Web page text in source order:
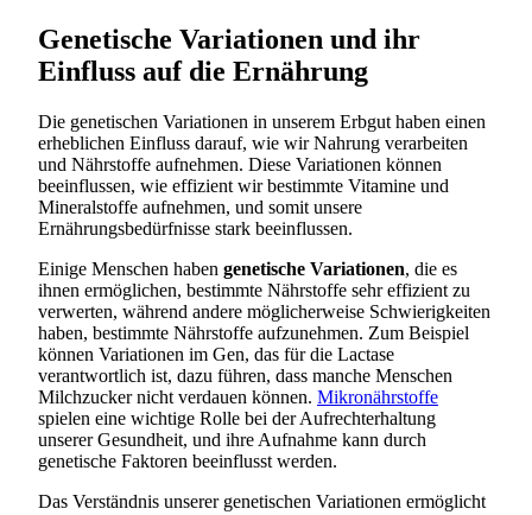
Genetische Variationen und ihr
Einfluss auf die Ernährung
Die genetischen Variationen in unserem Erbgut haben einen
erheblichen Einfluss darauf, wie wir Nahrung verarbeiten
und Nährstoffe aufnehmen. Diese Variationen können
beeinflussen, wie effizient wir bestimmte Vitamine und
Mineralstoffe aufnehmen, und somit unsere
Ernährungsbedürfnisse stark beeinflussen.
Einige Menschen haben genetische Variationen, die es
ihnen ermöglichen, bestimmte Nährstoffe sehr effizient zu
verwerten, während andere möglicherweise Schwierigkeiten
haben, bestimmte Nährstoffe aufzunehmen. Zum Beispiel
können Variationen im Gen, das für die Lactase
verantwortlich ist, dazu führen, dass manche Menschen
Milchzucker nicht verdauen können. Mikronährstoffe
spielen eine wichtige Rolle bei der Aufrechterhaltung
unserer Gesundheit, und ihre Aufnahme kann durch
genetische Faktoren beeinflusst werden.
Das Verständnis unserer genetischen Variationen ermöglicht